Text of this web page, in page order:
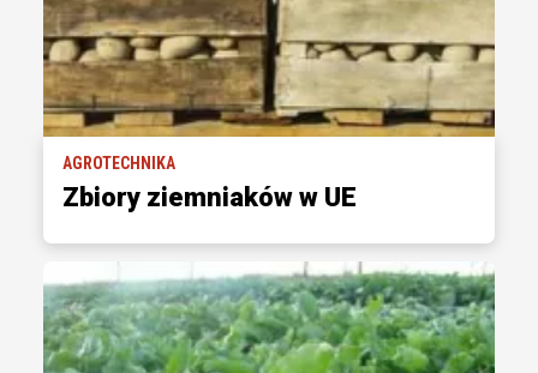
AGROTECHNIKA
Zbiory ziemniaków w UE